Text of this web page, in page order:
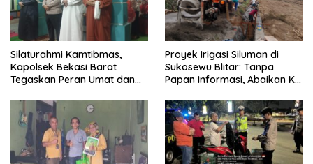
Silaturahmi Kamtibmas,
Kapolsek Bekasi Barat
Tegaskan Peran Umat dan
Kondusivitas Wilayah
Proyek Irigasi Siluman di
Sukosewu Blitar: Tanpa
Papan Informasi, Abaikan K3,
Tanggung Jawab